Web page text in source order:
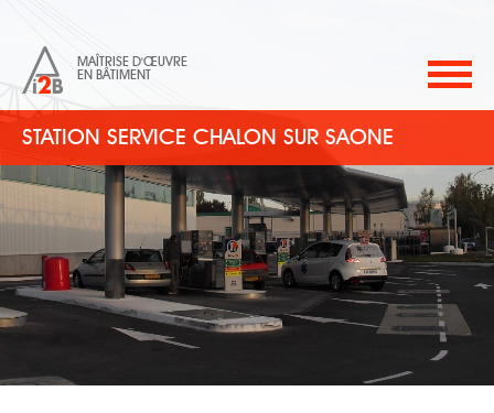
MAÎTRISE D'ŒUVRE
EN BÂTIMENT
STATION SERVICE CHALON SUR SAONE